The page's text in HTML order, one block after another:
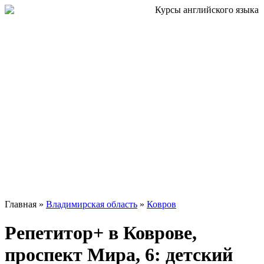
Главная » Владимирская область » Ковров
Репетитор+ в Коврове,
проспект Мира, 6: детский